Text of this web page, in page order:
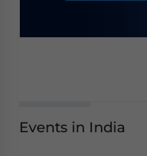
Events in India